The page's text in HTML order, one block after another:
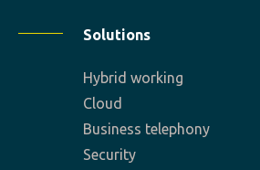
Solutions
Hybrid working
Cloud
Business telephony
Security